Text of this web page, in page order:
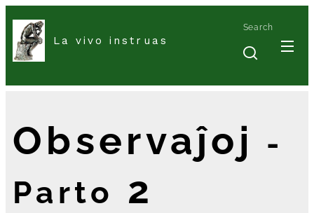
La vivo instruas
Search
Observaĵoj -
Parto 2